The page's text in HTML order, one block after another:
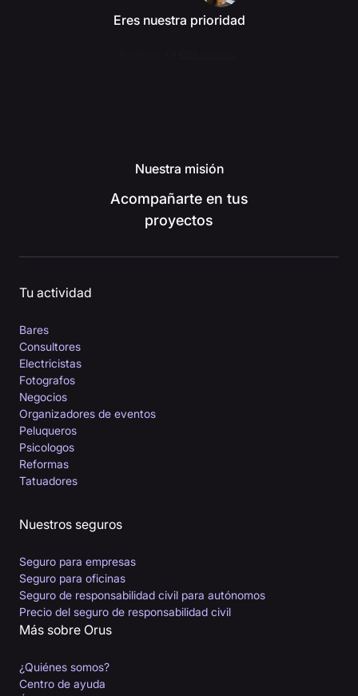
Eres nuestra prioridad
Nuestra misión
Acompañarte en tus
proyectos
Tu actividad
Bares
Consultores
Electricistas
Fotografos
Negocios
Organizadores de eventos
Peluqueros
Psicologos
Reformas
Tatuadores
Nuestros seguros
Seguro para empresas
Seguro para oficinas
Seguro de responsabilidad civil para autónomos
Precio del seguro de responsabilidad civil
Más sobre Orus
¿Quiénes somos?
Centro de ayuda